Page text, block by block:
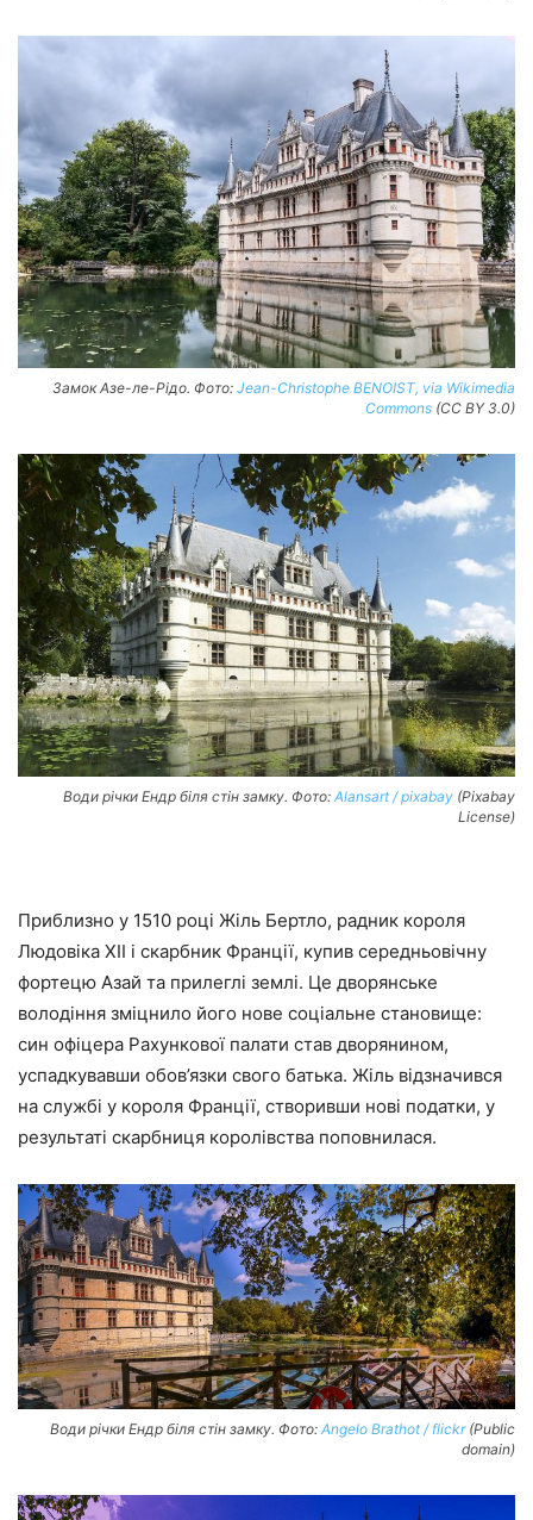
Замок Азе-ле-Рідо. Фото: Jean-Christophe BENOIST, via Wikimedia
Commons (CC BY 3.0)
Води річки Ендр біля стін замку. Фото: Alansart / pixabay (Pixabay
License)
Приблизно у 1510 році Жіль Бертло, радник короля
Людовіка XII і скарбник Франції, купив середньовічну
фортецю Азай та прилеглі землі. Це дворянське
володіння зміцнило його нове соціальне становище:
син офіцера Рахункової палати став дворянином,
успадкувавши обов’язки свого батька. Жіль відзначився
на службі у короля Франції, створивши нові податки, у
результаті скарбниця королівства поповнилася.
Води річки Ендр біля стін замку. Фото: Angelo Brathot / flickr(Public
domain)